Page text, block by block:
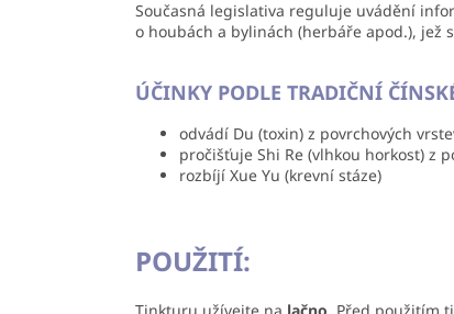
Současná legislativa reguluje uvádění
o houbách a bylinách (herbáře apod.), jež
ÚČINKY PODLE TRADIČNÍ
odvádí Du (toxin) z povrchových
pročišťuje Shi Re (vlhkou horkost) z
rozbíjí Xue Yu (krevní stáze)
POUŽITÍ: